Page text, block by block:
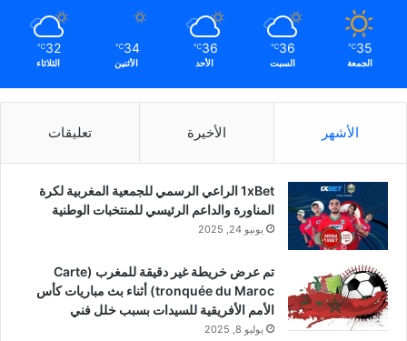
35
℃
الجمعة
36
℃
السبت
36
℃
الأحد
34
℃
الأثنين
32
℃
الثلاثاء
الأشهر الأخيرة تعليقات
1xBet الراعي الرسمي للجمعية المغربية لكرة
المناورة والداعم الرئيسي للمنتخبات الوطنية
يونيو 24, 2025
تم عرض خريطة غير دقيقة للمغرب (Carte
tronquée du Maroc) أثناء بث مباريات كأس
الأمم الأفريقية للسيدات بسبب خلل فني
يوليو 8, 2025